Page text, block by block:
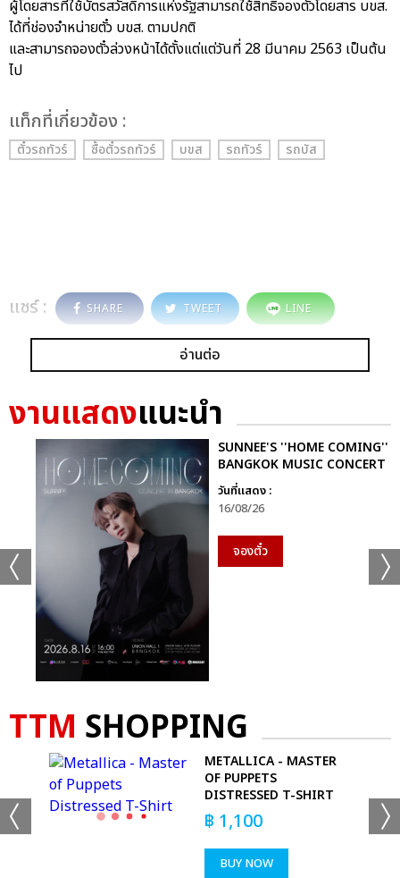
ผู้โดยสารที่ใช้บัตรสวัสดิการแห่งรัฐสามารถใช้สิทธิ์จองตั๋วโดยสาร บขส.
ได้ที่ช่องจำหน่ายตั๋ว บขส. ตามปกติ
และสามารถจองตั๋วล่วงหน้าได้ตั้งแต่แต่วันที่ 28 มีนาคม 2563 เป็นต้น
ไป
เเท็กที่เกี่ยวข้อง :
ตั๋วรถทัวร์ ซื้อตั๋วรถทัวร์ บขส รถทัวร์ รถบัส
แชร์ : SHARE TWEET LINE
อ่านต่อ
งานแสดงแนะนำ
SUNNEE'S ''HOME COMING''
BANGKOK MUSIC CONCERT
วันที่แสดง :
16/08/26
จองตั๋ว
TTM SHOPPING
METALLICA - MASTER
OF PUPPETS
DISTRESSED T-SHIRT
฿ 1,100
BUY NOW